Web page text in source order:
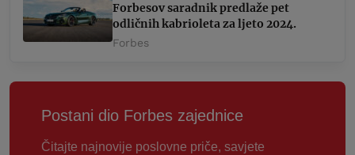
Forbesov saradnik predlaže pet
odličnih kabrioleta za ljeto 2024.
Forbes
Postani dio Forbes zajednice
Čitajte najnovije poslovne priče, savjete